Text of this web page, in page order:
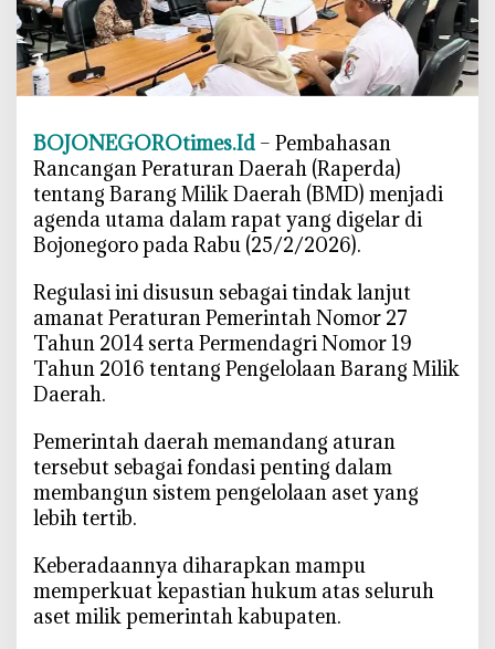
d
a
n
D
,
D
P
R
D
o
j
o
n
o
r
o
d
a
h
BOJONEGOROtimes.Id – Pembahasan
Rancangan Peraturan Daerah (Raperda)
tentang Barang Milik Daerah (BMD) menjadi
agenda utama dalam rapat yang digelar di
Bojonegoro pada Rabu (25/2/2026).
‎Regulasi ini disusun sebagai tindak lanjut
amanat Peraturan Pemerintah Nomor 27
Tahun 2014 serta Permendagri Nomor 19
Tahun 2016 tentang Pengelolaan Barang Milik
Daerah.
‎Pemerintah daerah memandang aturan
tersebut sebagai fondasi penting dalam
membangun sistem pengelolaan aset yang
lebih tertib.
‎Keberadaannya diharapkan mampu
memperkuat kepastian hukum atas seluruh
aset milik pemerintah kabupaten.